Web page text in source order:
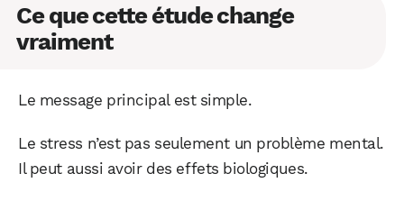
Ce que cette étude change
vraiment
Le message principal est simple.
Le stress n’est pas seulement un problème mental.
Il peut aussi avoir des effets biologiques.